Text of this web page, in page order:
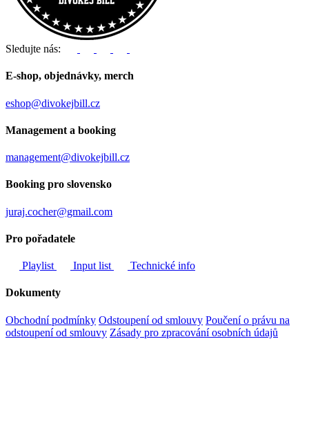
Sledujte nás:
E-shop, objednávky, merch
eshop@divokejbill.cz
Management a booking
management@divokejbill.cz
Booking pro slovensko
juraj.cocher@gmail.com
Pro pořadatele
Playlist Input list Technické info
Dokumenty
Obchodní podmínky Odstoupení od smlouvy Poučení o právu na
odstoupení od smlouvy Zásady pro zpracování osobních údajů